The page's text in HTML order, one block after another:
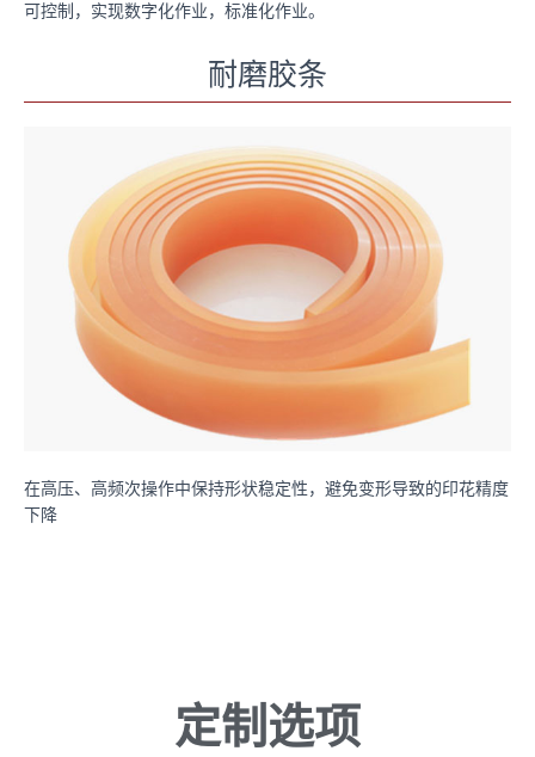
可控制，实现数字化作业，标准化作业。
耐磨胶条
在高压、高频次操作中保持形状稳定性，避免变形导致的印花精度
下降‌
定制选项